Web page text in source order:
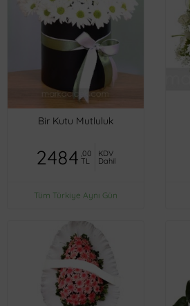
Bir Kutu Mutluluk
2484 ,00
TL
KDV
Dahil
Tüm Türkiye Aynı Gün